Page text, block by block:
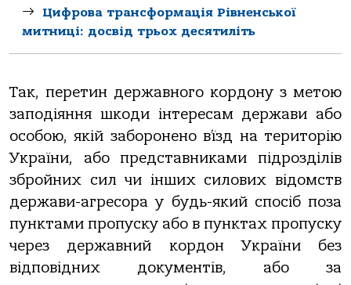
Цифрова трансформація Рівненської
митниці: досвід трьох десятиліть
Так, перетин державного кордону з метою
заподіяння шкоди інтересам держави або
особою, якій заборонено в’їзд на територію
України, або представниками підрозділів
збройних сил чи інших силових відомств
держави-агресора у будь-який спосіб поза
пунктами пропуску або в пунктах пропуску
через державний кордон України без
відповідних документів, або за